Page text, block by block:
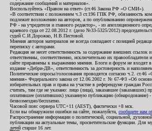
содержание сообщений и материалов».
Воспользуйтесь «Правом на ответ» (ст.46 Закона РФ «О СМИ»).
«В соответствии с положением ч.3 ст.196 ГПК РФ, обязанность
подлежит возложению на авторов, а по опубликованию
РФ - на учредителя и главного редактор», - из апелляционного
краевого суда от 22.08.2012 г. (дело №33-5325/2012)
судей С.И.Дорожко, Н.В.Пестовой.
Мнения авторов материалов не всегда совпадают с позицией
переписку с авторами.
Редакция не несет ответственность за содержание внешних ссылок
ответственны, соответственно, исключительно их
сайте приравнены к выражению мнения. Блоги и форум не входят в
издание «Дебри-ДВ», ответственность за достоверность и
Политические опросы/голосования проводятся согласно ч.2. ст.46
мнения» Федерального закона от 12.06.2002 г. № 67-ФЗ «Об
избирательных прав и права на участие в референдуме граждан
считать, там где не указано: лицо (лица), заказавшее (заказавших)
оплатившее (оплативших) указанную публикацию (обнародование) -
безвозмездно/бесплатно.
Часовой пояс сервера UTC+11 (AEST), фактически +8 мск.
Если вы обнаружили ошибки на сайте, пожалуйста, сообщите нам
Распространение информации о политической, социальной,
публикации на актуальные темы, просветительские функции.
детей старше 16 лет.